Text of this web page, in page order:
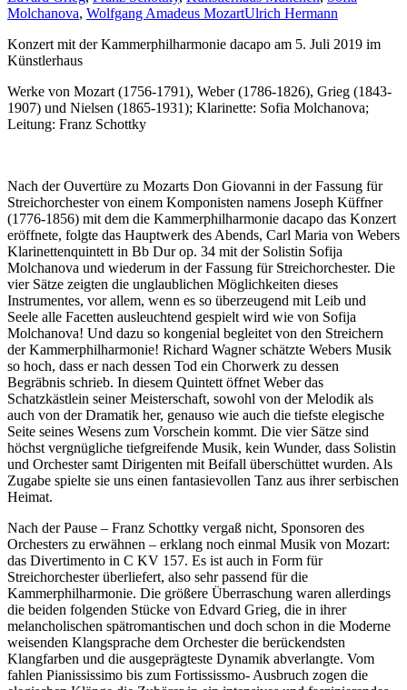
Molchanova, Wolfgang Amadeus MozartUlrich Hermann
Konzert mit der Kammerphilharmonie dacapo am 5. Juli 2019 im
Künstlerhaus
Werke von Mozart (1756-1791), Weber (1786-1826), Grieg (1843-
1907) und Nielsen (1865-1931); Klarinette: Sofia Molchanova;
Leitung: Franz Schottky
Nach der Ouvertüre zu Mozarts Don Giovanni in der Fassung für
Streichorchester von einem Komponisten namens Joseph Küffner
(1776-1856) mit dem die Kammerphilharmonie dacapo das Konzert
eröffnete, folgte das Hauptwerk des Abends, Carl Maria von Webers
Klarinettenquintett in Bb Dur op. 34 mit der Solistin Sofija
Molchanova und wiederum in der Fassung für Streichorchester. Die
vier Sätze zeigten die unglaublichen Möglichkeiten dieses
Instrumentes, vor allem, wenn es so überzeugend mit Leib und
Seele alle Facetten ausleuchtend gespielt wird wie von Sofija
Molchanova! Und dazu so kongenial begleitet von den Streichern
der Kammerphilharmonie! Richard Wagner schätzte Webers Musik
so hoch, dass er nach dessen Tod ein Chorwerk zu dessen
Begräbnis schrieb. In diesem Quintett öffnet Weber das
Schatzkästlein seiner Meisterschaft, sowohl von der Melodik als
auch von der Dramatik her, genauso wie auch die tiefste elegische
Seite seines Wesens zum Vorschein kommt. Die vier Sätze sind
höchst vergnügliche tiefgreifende Musik, kein Wunder, dass Solistin
und Orchester samt Dirigenten mit Beifall überschüttet wurden. Als
Zugabe spielte sie uns einen fantasievollen Tanz aus ihrer serbischen
Heimat.
Nach der Pause – Franz Schottky vergaß nicht, Sponsoren des
Orchesters zu erwähnen – erklang noch einmal Musik von Mozart:
das Divertimento in C KV 157. Es ist auch in Form für
Streichorchester überliefert, also sehr passend für die
Kammerphilharmonie. Die größere Überraschung waren allerdings
die beiden folgenden Stücke von Edvard Grieg, die in ihrer
melancholischen spätromantischen und doch schon in die Moderne
weisenden Klangsprache dem Orchester die berückendsten
Klangfarben und die ausgeprägteste Dynamik abverlangte. Vom
fahlen Pianississimo bis zum Fortississmo- Ausbruch zogen die